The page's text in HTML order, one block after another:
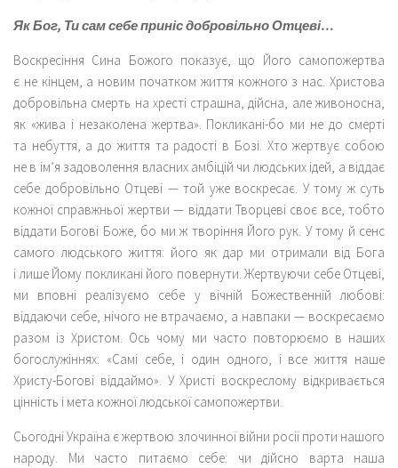
Як Бог, Ти сам себе приніс добровільно Отцеві…
Воскресіння Сина Божого показує, що Його самопожертва
є не кінцем, а новим початком життя кожного з нас. Христова
добровільна смерть на хресті страшна, дійсна, але живоносна,
як «жива і незаколена жертва». Покликані-бо ми не до смерті
та небуття, а до життя та радості в Бозі. Хто жертвує собою
не в ім’я задоволення власних амбіцій чи людських ідей, а віддає
себе добровільно Отцеві — той уже воскресає. У тому ж суть
кожної справжньої жертви — віддати Творцеві своє все, тобто
віддати Богові Боже, бо ми ж творіння Його рук. У тому й сенс
самого людського життя: його як дар ми отримали від Бога
і лише Йому покликані його повернути. Жертвуючи себе Отцеві,
ми вповні реалізуємо себе у вічній Божественній любові:
віддаючи себе, нічого не втрачаємо, а навпаки — воскресаємо
разом із Христом. Ось чому ми часто повторюємо в наших
богослужіннях: «Самі себе, і один одного, і все життя наше
Христу-Богові віддаймо». У Христі воскреслому відкривається
цінність і мета кожної людської самопожертви.
Сьогодні Україна є жертвою злочинної війни росії проти нашого
народу. Ми часто питаємо себе: чи дійсно варта наша